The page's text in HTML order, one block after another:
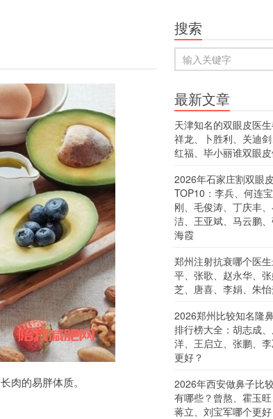
肉的易胖体质。
搜索
最新文章
天津知名的双眼皮医
祥龙、卜胜利、关迪
红福、毕小丽谁双眼
2026年石家庄割双眼
TOP10：李兵、何连
刚、毛俊涛、丁庆丰
洁、王亚斌、马云鹏
海霞
郑州注射抗衰哪个医
平、张歌、赵永华、
芝、唐喜、李娟、朱
2026郑州比较知名隆
排行榜大全：胡志成
洋、王启立、张鹏、
更好？
2026年西安做鼻子比
有哪些？曾熬、霍玉旺
蒋立、刘宝军哪个更好